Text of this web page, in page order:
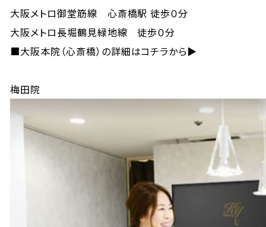
大阪メトロ御堂筋線 心斎橋駅 徒歩０分
大阪メトロ長堀鶴見緑地線 徒歩０分
■大阪本院（心斎橋）の詳細はコチラから▶
梅田院